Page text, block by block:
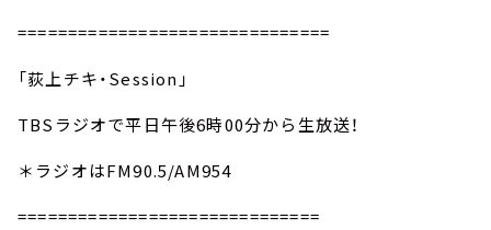
===============================
「荻上チキ・Session」
TBSラジオで平日午後6時00分から生放送！
＊ラジオはFM90.5/AM954
==============================